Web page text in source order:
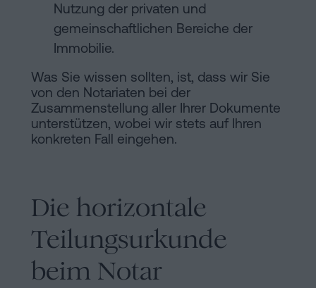
Nutzung der privaten und
gemeinschaftlichen Bereiche der
Immobilie.
Was Sie wissen sollten, ist, dass wir Sie
von den Notariaten bei der
Zusammenstellung aller Ihrer Dokumente
unterstützen, wobei wir stets auf Ihren
konkreten Fall eingehen.
Die horizontale
Teilungsurkunde
beim Notar